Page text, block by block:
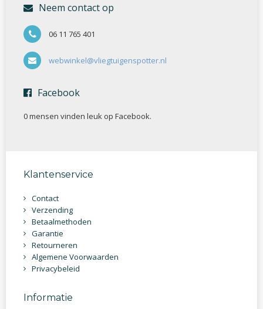
Neem contact op
06 11 765 401
webwinkel@vliegtuigenspotter.nl
Facebook
0 mensen vinden leuk op Facebook.
Klantenservice
Contact
Verzending
Betaalmethoden
Garantie
Retourneren
Algemene Voorwaarden
Privacybeleid
Informatie